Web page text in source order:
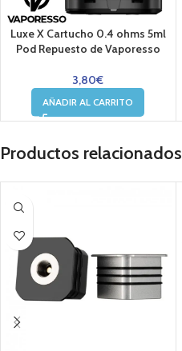
Luxe X Cartucho 0.4 ohms 5ml
Pod Repuesto de Vaporesso
3,80€
AÑADIR AL CARRITO
Productos relacionados